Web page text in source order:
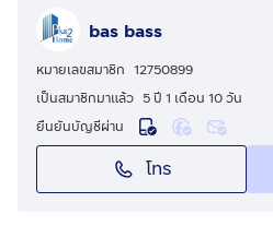
• บรรยากาศธรรมชาติ แต่ยังใกล้เ
🔥 เหมาะสำหรับ
• ผู้ที่มองหาที่ดินเพื่อการลงทุน ท
• สร้างบ้านสำหรับครอบครัวที่ต้
กว้าง
💰 ราคาพิเศษ! เพียง ตรวละ
bas bass
หมายเลขสมาชิก 12750899
เป็นสมาชิกมาแล้ว 5 ปี 1 เดือน 10 วัน
ยืนยันบัญชีผ่าน
โทร